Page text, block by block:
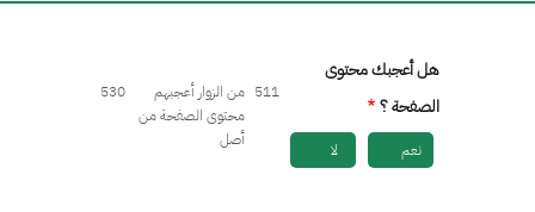
هل أعجبك محتوى
الصفحة ؟
نعم لا
511 من الزوار أعجبهم
محتوى الصفحة من
أصل
530